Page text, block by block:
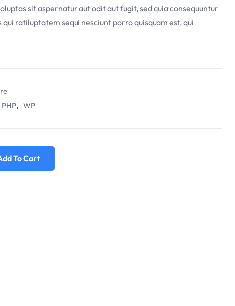
sit aspernatur aut odit aut fugit, sed quia consequuntur
qui ratiluptatem sequi nesciunt porro quisquam est, qui
PHP, WP
To Cart